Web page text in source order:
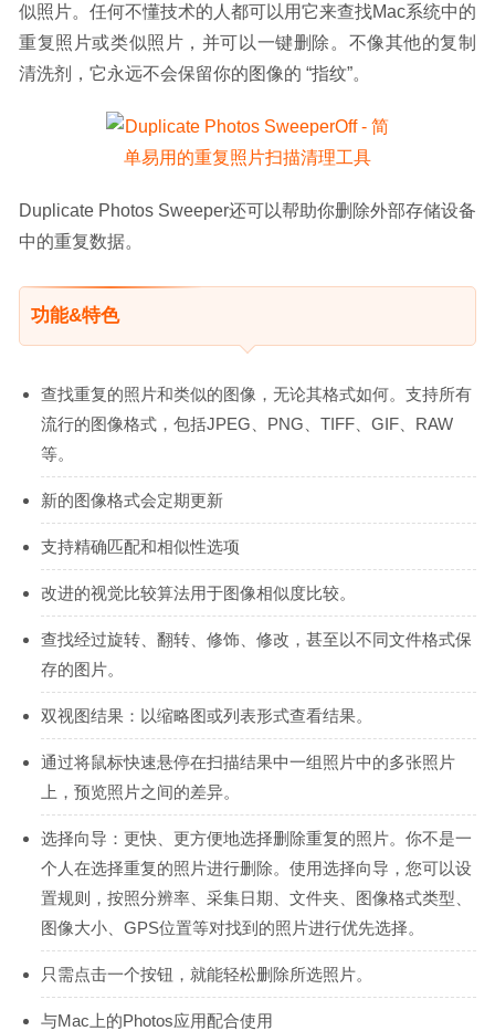
似照片。任何不懂技术的人都可以用它来查找Mac系统中的
重复照片或类似照片，并可以一键删除。不像其他的复制
清洗剂，它永远不会保留你的图像的 “指纹”。
Duplicate Photos Sweeper还可以帮助你删除外部存储设备
中的重复数据。
功能&特色
查找重复的照片和类似的图像，无论其格式如何。支持所有
流行的图像格式，包括JPEG、PNG、TIFF、GIF、RAW
等。
新的图像格式会定期更新
支持精确匹配和相似性选项
改进的视觉比较算法用于图像相似度比较。
查找经过旋转、翻转、修饰、修改，甚至以不同文件格式保
存的图片。
双视图结果：以缩略图或列表形式查看结果。
通过将鼠标快速悬停在扫描结果中一组照片中的多张照片
上，预览照片之间的差异。
选择向导：更快、更方便地选择删除重复的照片。你不是一
个人在选择重复的照片进行删除。使用选择向导，您可以设
置规则，按照分辨率、采集日期、文件夹、图像格式类型、
图像大小、GPS位置等对找到的照片进行优先选择。
只需点击一个按钮，就能轻松删除所选照片。
与Mac上的Photos应用配合使用